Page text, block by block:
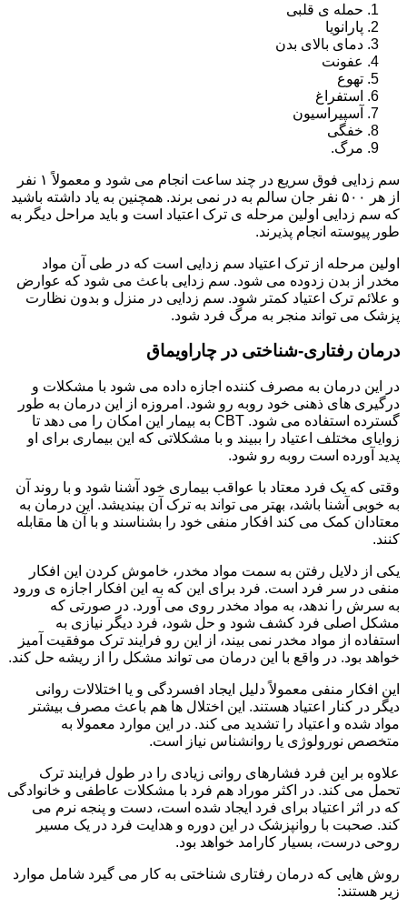
حمله ی قلبی
پارانویا
دمای بالای بدن
عفونت
تهوع
استفراغ
آسپیراسیون
خفگی
مرگ.
سم زدایی فوق سریع در چند ساعت انجام می شود و معمولاً ۱ نفر
از هر ۵۰۰ نفر جان سالم به در نمی برند. همچنین به یاد داشته باشید
که سم زدایی اولین مرحله ی ترک اعتیاد است و باید مراحل دیگر به
طور پیوسته انجام پذیرند.
اولین مرحله از ترک اعتیاد سم زدایی است که در طی آن مواد
مخدر از بدن زدوده می شود. سم زدایی باعث می شود که عوارض
و علائم ترک اعتیاد کمتر شود. سم زدایی در منزل و بدون نظارت
پزشک می تواند منجر به مرگ فرد شود.
درمان رفتاری-شناختی در چاراویماق
در این درمان به مصرف کننده اجازه داده می شود با مشکلات و
درگیری های ذهنی خود روبه رو شود. امروزه از این درمان به طور
گسترده استفاده می شود. CBT به بیمار این امکان را می دهد تا
زوایای مختلف اعتیاد را ببیند و با مشکلاتی که این بیماری برای او
پدید آورده است روبه رو شود.
وقتی که یک فرد معتاد با عواقب بیماری خود آشنا شود و با روند آن
به خوبی آشنا باشد، بهتر می تواند به ترک آن بیندیشد. این درمان به
معتادان کمک می کند افکار منفی خود را بشناسند و با آن ها مقابله
کنند.
یکی از دلایل رفتن به سمت مواد مخدر، خاموش کردن این افکار
منفی در سر فرد است. فرد برای این که به این افکار اجازه ی ورود
به سرش را ندهد، به مواد مخدر روی می آورد. در صورتی که
مشکل اصلی فرد کشف شود و حل شود، فرد دیگر نیازی به
استفاده از مواد مخدر نمی بیند، از این رو فرایند ترک موفقیت آمیز
خواهد بود. در واقع با این درمان می تواند مشکل را از ریشه حل کند.
این افکار منفی معمولاً دلیل ایجاد افسردگی و یا اختلالات روانی
دیگر در کنار اعتیاد هستند. این اختلال ها هم باعث مصرف بیشتر
مواد شده و اعتیاد را تشدید می کند. در این موارد معمولا به
متخصص نورولوژی یا روانشناس نیاز است.
علاوه بر این فرد فشارهای روانی زیادی را در طول فرایند ترک
تحمل می کند. در اکثر موراد هم فرد با مشکلات عاطفی و خانوادگی
که در اثر اعتیاد برای فرد ایجاد شده است، دست و پنجه نرم می
کند. صحبت با روانپزشک در این دوره و هدایت فرد در یک مسیر
روحی درست، بسیار کارامد خواهد بود.
روش هایی که درمان رفتاری شناختی به کار می گیرد شامل موارد
زیر هستند: